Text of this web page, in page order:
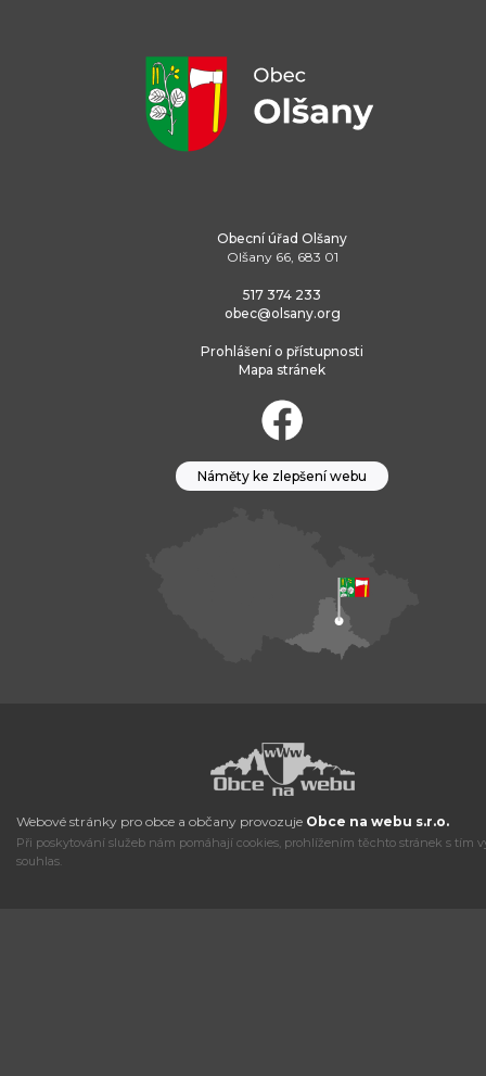
Obecní úřad Olšany
Olšany 66, 683 01
517 374 233
obec@olsany.org
Prohlášení o přístupnosti
Mapa stránek
Náměty ke zlepšení webu
Webové stránky pro obce a občany provozuje Obce na webu s.r.o.
Při poskytování služeb nám pomáhají cookies, prohlížením těchto stránek s tím
souhlas.